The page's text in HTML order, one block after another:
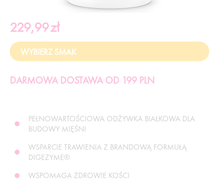
229,99zł
DARMOWA DOSTAWA OD 199 PLN
PEŁNOWARTOŚCIOWA ODŻYWKA BIAŁKOWA DLA
BUDOWY MIĘŚNI
WSPARCIE TRAWIENIA Z BRANDOWĄ FORMUŁĄ
DIGEZYME®
WSPOMAGA ZDROWIE KOŚCI